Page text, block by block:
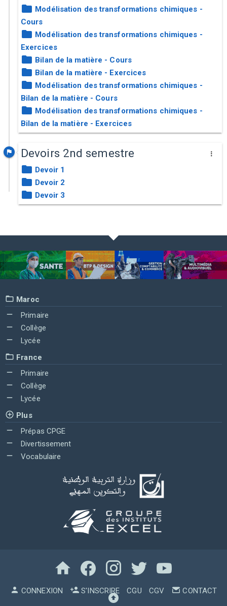
Modélisation des transformations chimiques -
Cours
Modélisation des transformations chimiques -
Exercices
Bilan de la matière - Cours
Bilan de la matière - Exercices
Modélisation des transformations chimiques -
Bilan de la matière - Cours
Modélisation des transformations chimiques -
Bilan de la matière - Exercices
Devoirs 2nd semestre
Devoir 1
Devoir 2
Devoir 3
Maroc
Primaire
Collège
Lycée
France
Primaire
Collège
Lycée
Plus
Prépas CPGE
Divertissement
Vocabulaire
CONNEXION S'INSCRIRE CGU CGV CONTACT